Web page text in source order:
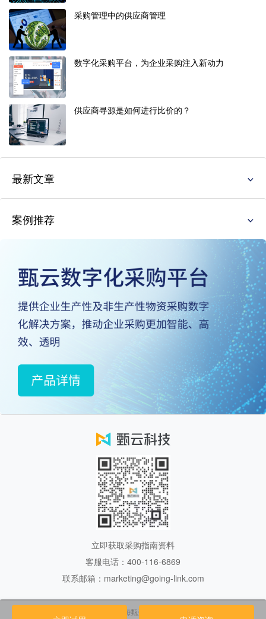
采购管理中的供应商管理
数字化采购平台，为企业采购注入新动力
供应商寻源是如何进行比价的？
最新文章
案例推荐
立即获取采购指南资料
客服电话：400-116-6869
联系邮箱：marketing@going-link.com
Copyright 2017.上海甄云信息科技有限公司